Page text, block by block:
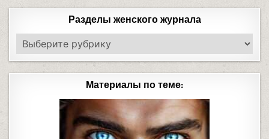
Разделы женского журнала
Материалы по теме: